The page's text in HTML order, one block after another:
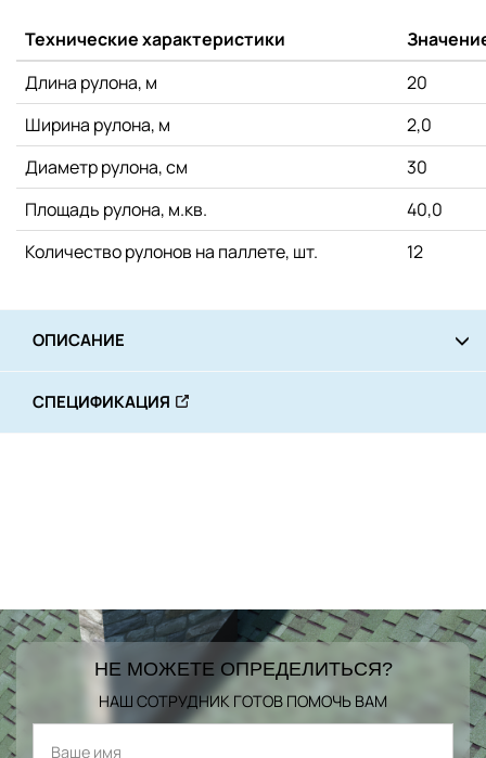
Технические характеристики
Длина рулона, м
20
Ширина рулона, м
2,0
Диаметр рулона, см
30
Площадь рулона, м.кв.
40,0
Количество рулонов на паллете, шт.
12
ОПИСАНИЕ
СПЕЦИФИКАЦИЯ
НЕ МОЖЕТЕ ОПРЕДЕЛИТЬСЯ?
НАШ СОТРУДНИК ГОТОВ ПОМОЧЬ ВАМ